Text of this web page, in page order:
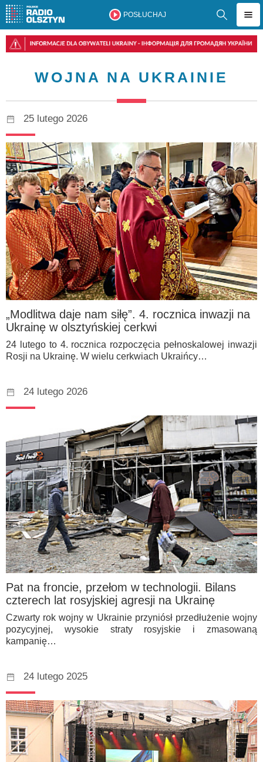
POSŁUCHAJ
WOJNA NA UKRAINIE
25 lutego 2026
„Modlitwa daje nam siłę”. 4. rocznica inwazji na
Ukrainę w olsztyńskiej cerkwi
24 lutego to 4. rocznica rozpoczęcia pełnoskalowej inwazji
Rosji na Ukrainę. W wielu cerkwiach Ukraińcy…
24 lutego 2026
Pat na froncie, przełom w technologii. Bilans
czterech lat rosyjskiej agresji na Ukrainę
Czwarty rok wojny w Ukrainie przyniósł przedłużenie wojny
pozycyjnej, wysokie straty rosyjskie i zmasowaną
kampanię…
24 lutego 2025